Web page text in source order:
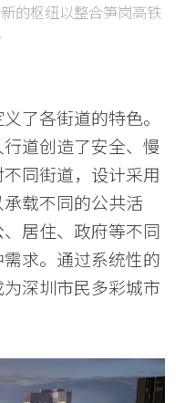
的枢纽以整合笋岗高铁
了各街道的特色。
道创造了安全、慢
同街道，设计采用
载不同的公共活
居住、政府等不同
求。通过系统性的
深圳市民多彩城市